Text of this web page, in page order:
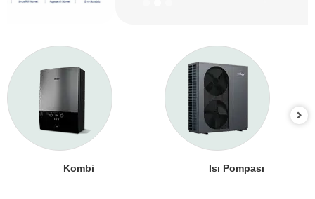
Kombi Isı Pompası